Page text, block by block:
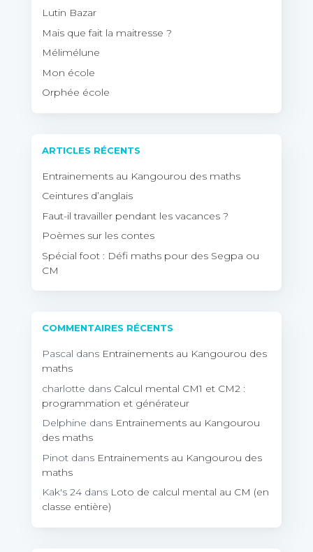
Lutin Bazar
Mais que fait la maitresse ?
Mélimélune
Mon école
Orphée école
ARTICLES RÉCENTS
Entrainements au Kangourou des maths
Ceintures d’anglais
Faut-il travailler pendant les vacances ?
Poèmes sur les contes
Spécial foot : Défi maths pour des Segpa ou
CM
COMMENTAIRES RÉCENTS
Pascal dans Entrainements au Kangourou des
maths
charlotte dans Calcul mental CM1 et CM2 :
programmation et générateur
Delphine dans Entrainements au Kangourou
des maths
Pinot dans Entrainements au Kangourou des
maths
Kak's 24 dans Loto de calcul mental au CM (en
classe entière)